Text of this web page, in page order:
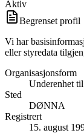
Aktiv
Begrenset profil
Vi har
eller styredata
Organisasjonsform
Underenhet
Sted
DØNNA
Registrert
15. august